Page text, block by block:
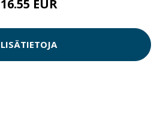
16.55 EUR
LISÄTIETOJA